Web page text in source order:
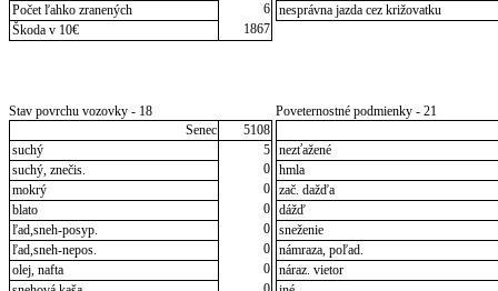
Počet ľahko zranených
6
Škoda v 10€
1867
nesprávna jazda cez križovatku
Stav povrchu vozovky - 18
Senec
5108
suchý
5
suchý, znečis.
0
mokrý
0
blato
0
ľad,sneh-posyp.
0
ľad,sneh-nepos.
0
olej, nafta
0
Poveternostné podmienky - 21
nezťažené
hmla
zač. dažďa
dážď
sneženie
námraza, poľad.
náraz. vietor